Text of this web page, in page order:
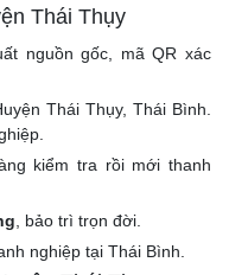
Thái Thụy
nguồn gốc, mã QR xác
Thái Thụy, Thái Bình.
kiểm tra rồi mới thanh
, bảo trì trọn đời.
nghiệp tại Thái Bình.